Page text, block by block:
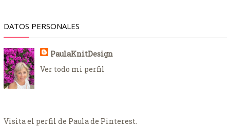
DATOS PERSONALES
PaulaKnitDesign
Ver todo mi perfil
Visita el perfil de Paula de Pinterest.